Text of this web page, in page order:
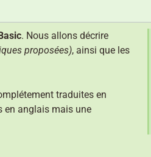
. Nous allons décrire
proposées), ainsi que les
traduites en
en anglais mais une